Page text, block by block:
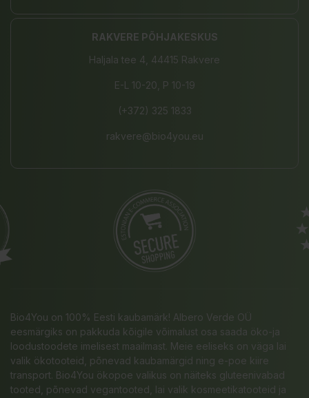
RAKVERE PÕHJAKESKUS
Haljala tee 4, 44415 Rakvere
E-L 10-20, P 10-19
(+372) 325 1833
rakvere@bio4you.eu
Bio4You on 100% Eesti kaubamärk! Albero Verde OÜ
eesmärgiks on pakkuda kõigile võimalust osa saada öko-ja
loodustoodete imelisest maailmast. Meie eeliseks on väga lai
valik ökotooteid, põnevad kaubamärgid ning e-poe kiire
transport. Bio4You ökopoe valikus on näiteks gluteenivabad
tooted, põnevad vegantooted, lai valik kosmeetikatooteid ja